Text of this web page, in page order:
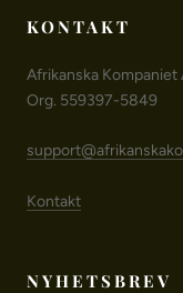
KONTAKT
Afrikanska Kompaniet
Org. 559397-5849
Kontakt
NYHETSBREV